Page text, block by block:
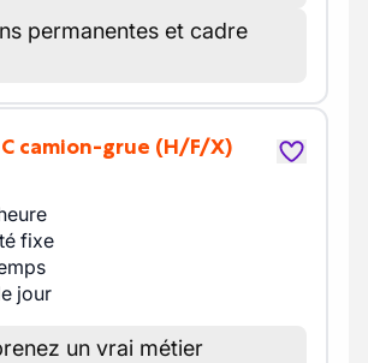
permanentes et cadre
camion-grue (H/F/X)
fixe
jour
un vrai métier